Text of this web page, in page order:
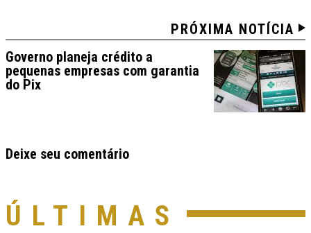
PRÓXIMA NOTÍCIA
Governo planeja crédito a
pequenas empresas com garantia
do Pix
Deixe seu comentário
ÚLTIMAS